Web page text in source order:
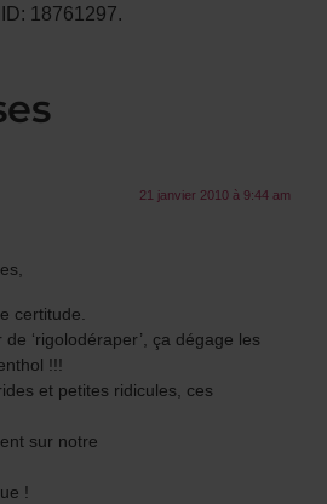
18761297.
21 janvier 2010 à 9:44 am
certitude.
‘rigolodéraper’, ça dégage les
!!!
et petites ridicules, ces
sur notre
!